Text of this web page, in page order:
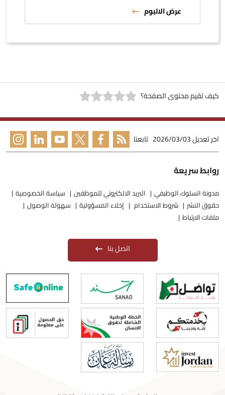
عرض الالبوم
كيف تقيم محتوى الصفحة؟
اخر تعديل2026/03/03 تابعنا
روابط سريعة
مدونة السلوك الوظيفي البريد الالكتروني للموظفين
سياسة الخصوصية
حقوق النشر
شروط الاستخدام إخلاء المسؤولية
سهولة الوصول
ملفات الارتباط
اتصل بنا